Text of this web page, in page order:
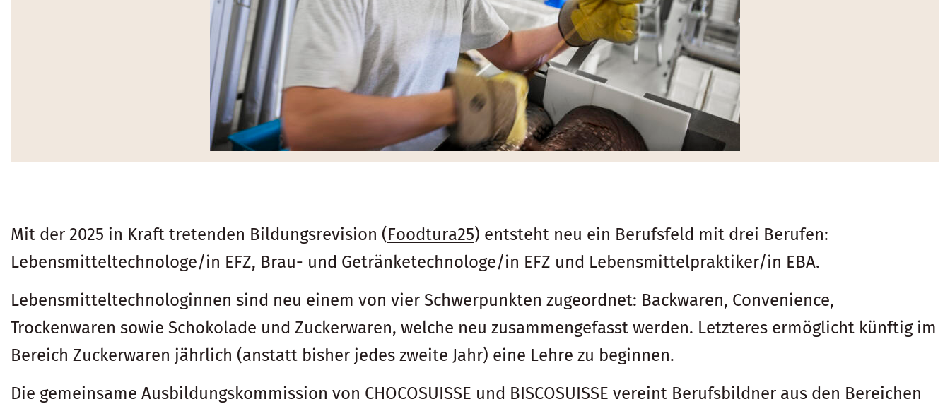
Mit der 2025 in Kraft tretenden Bildungsrevision (Foodtura25) entsteht neu ein Berufsfeld mit drei Berufen:
Lebensmitteltechnologe/in EFZ, Brau- und Getränketechnologe/in EFZ und Lebensmittelpraktiker/in EBA.
Lebensmitteltechnologinnen sind neu einem von vier Schwerpunkten zugeordnet: Backwaren, Convenience,
Trockenwaren sowie Schokolade und Zuckerwaren, welche neu zusammengefasst werden. Letzteres ermöglicht künftig im
Bereich Zuckerwaren jährlich (anstatt bisher jedes zweite Jahr) eine Lehre zu beginnen.
Die gemeinsame Ausbildungskommission von CHOCOSUISSE und BISCOSUISSE vereint Berufsbildner aus den Bereichen